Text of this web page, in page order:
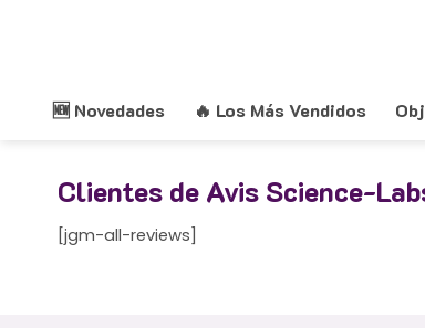
🆕 Novedades 🔥 Los Más Vendidos
Clientes de Avis Science-
[jgm-all-reviews]